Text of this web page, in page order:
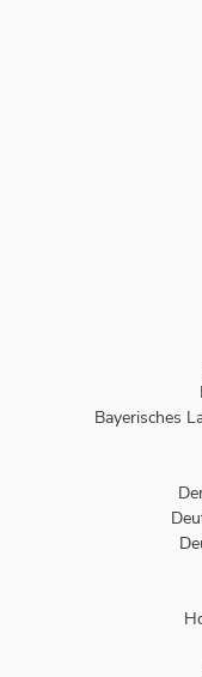
Bayerisches